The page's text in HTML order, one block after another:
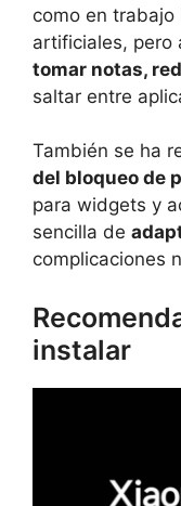
como en trabajo
artificiales, pero
tomar notas,
saltar entre
También se ha
del bloqueo de
para widgets y
sencilla de
complicaciones
instalar